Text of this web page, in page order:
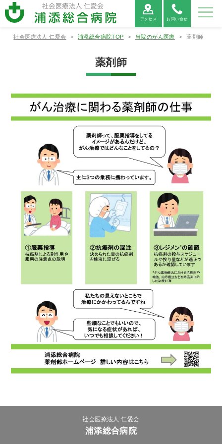
アクセス お問い合せ
病院紹
病院⾧あ
いさつ
当院につ
いて
病院情報
の公表
広報誌
て
書発行事
業者登録
番号につ
ご利用
外来受診
の方へ
救急外来
受診の方
へ
入院・お
見舞いの
方へ
患者相談
窓口のご
案内
発行につ
いて
診療情報
の開示に
ついて
医薬品に
ついての
ご案内
保護方針
宗教的理
輸血を拒
否される
患者様へ
敷地内禁
臨床研究
情報の公
開につい
て（オプ
トアウ
ト）
保険外負
診療科
救命救急
センター
呼吸器内
科
病院総合
内科
消化器内
科
分泌科
腎臓内科
外科
科
乳腺外科 整形外科
脳神経外
腎・泌尿
器外科
心臓血管
外科
耳鼻咽喉
科
歯科口腔
外科
放射線科
リハビリ
テーショ
ン科
麻酔科
部署紹
看護部 薬剤部
臨床検査
部
診療放射
線部
テーショ
ン部
臨床研究
ター
地域医
医療連携
について
医療機関
からの紹
介につい
て
連携医療
機関のご
案内
心電図
FAX相談
について
採用情
社会医療法人 仁愛会 > 浦添総合病院TOP > 当院のがん医療 > 薬剤師
薬剤師
社会医療法人 仁愛会
浦添総合病院